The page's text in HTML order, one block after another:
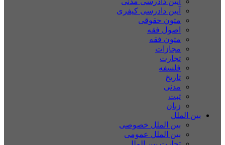
آیین دادرسی کیفری
متون حقوقی
اصول فقه
متون فقه
مجازات
تجارت
فلسفه
تاریخ
مدنی
ثبت
زبان
بین الملل
بین الملل خصوصی
بین الملل عمومی